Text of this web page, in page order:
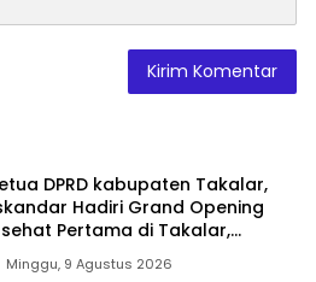
DPRD kabupaten Takalar,
Hadiri Grand Opening
Pertama di Takalar,
Terapis Gratis untuk Pasien
umum.
Minggu, 9 Agustus 2026